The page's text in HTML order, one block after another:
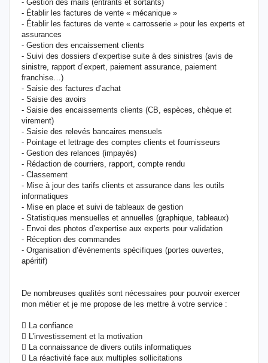
- Gestion des mails (entrants et sortants)
- Établir les factures de vente « mécanique »
- Établir les factures de vente « carrosserie » pour les experts et
assurances
- Gestion des encaissement clients
- Suivi des dossiers d’expertise suite à des sinistres (avis de
sinistre, rapport d’expert, paiement assurance, paiement
franchise…)
- Saisie des factures d’achat
- Saisie des avoirs
- Saisie des encaissements clients (CB, espèces, chèque et
virement)
- Saisie des relevés bancaires mensuels
- Pointage et lettrage des comptes clients et fournisseurs
- Gestion des relances (impayés)
- Rédaction de courriers, rapport, compte rendu
- Classement
- Mise à jour des tarifs clients et assurance dans les outils
informatiques
- Mise en place et suivi de tableaux de gestion
- Statistiques mensuelles et annuelles (graphique, tableaux)
- Envoi des photos d’expertise aux experts pour validation
- Réception des commandes
- Organisation d’évènements spécifiques (portes ouvertes,
apéritif)
De nombreuses qualités sont nécessaires pour pouvoir exercer
mon métier et je me propose de les mettre à votre service :
 La confiance
 L’investissement et la motivation
 La connaissance de divers outils informatiques
 La réactivité face aux multiples sollicitations